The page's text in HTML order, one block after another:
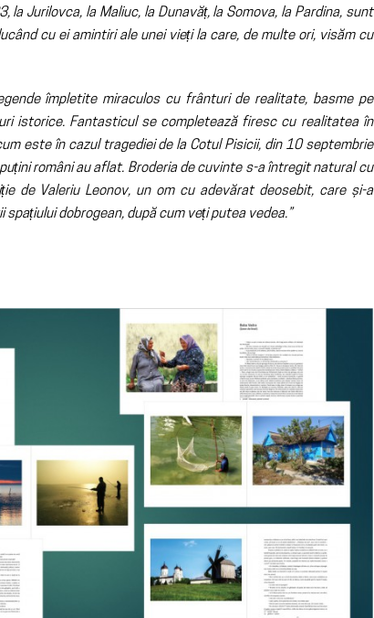
la Jurilovca, la Maliuc, la Dunavăț, la Somova, la Pardina, sunt
cu ei amintiri ale unei vieți la care, de multe ori, visăm cu
împletite miraculos cu frânturi de realitate, basme pe
istorice. Fantasticul se completează firesc cu realitatea în
este în cazul tragediei de la Cotul Pisicii, din 10 septembrie
români au aflat. Broderia de cuvinte s-a întregit natural cu
de Valeriu Leonov, un om cu adevărat deosebit, care și-a
dobrogean, după cum veți putea vedea.”